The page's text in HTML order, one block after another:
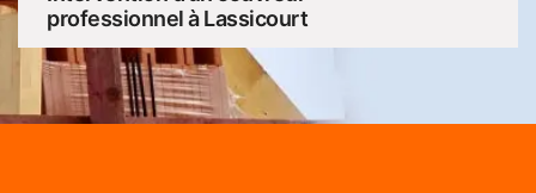
professionnel à Lassicourt